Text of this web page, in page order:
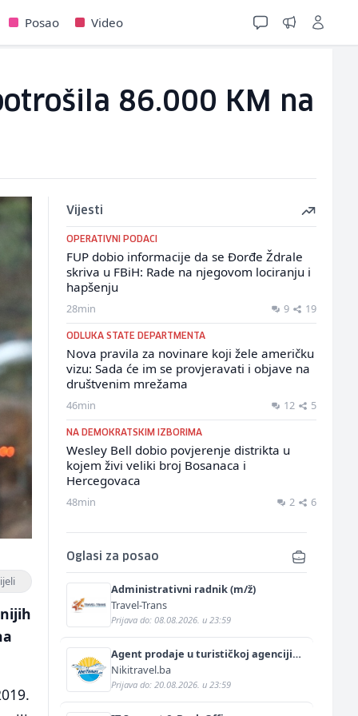
Posao Video
86.000 KM na
Vijesti
OPERATIVNI PODACI
FUP dobio informacije da se Đorđe Ždrale
skriva u FBiH: Rade na njegovom lociranju i
hapšenju
28min 9 19
ODLUKA STATE DEPARTMENTA
Nova pravila za novinare koji žele američku
vizu: Sada će im se provjeravati i objave na
društvenim mrežama
46min 12 5
NA DEMOKRATSKIM IZBORIMA
Wesley Bell dobio povjerenje distrikta u
kojem živi veliki broj Bosanaca i
Hercegovaca
48min 2 6
Oglasi za posao
Administrativni radnik (m/ž)
Travel-Trans
Prijava do: 08.08.2026. u 23:59
Agent prodaje u turističkoj agenciji
(m/ž)
Nikitravel.ba
Prijava do: 20.08.2026. u 23:59